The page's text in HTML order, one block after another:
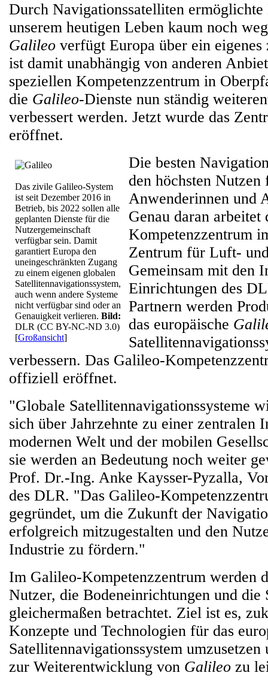
Durch Navigationssatelliten ermöglichte
unserem heutigen Leben kaum noch
Galileo verfügt Europa über ein
ist damit unabhängig von anderen
speziellen Kompetenzzentrum in
die Galileo-Dienste nun ständig
verbessert werden. Jetzt wurde das
eröffnet.
Das zivile Galileo-System
ist seit Dezember 2016 in
Betrieb, bis 2022 sollen alle
geplanten Dienste für die
Nutzergemeinschaft
verfügbar sein. Damit
garantiert Europa den
uneingeschränkten Zugang
zu einem eigenen globalen
Satellitennavigationssystem,
auch wenn andere Systeme
nicht verfügbar sind oder an
Genauigkeit verlieren. Bild:
DLR (CC BY-NC-ND 3.0)
[Großansicht]
Die besten
den höchsten Nutzen
Anwenderinnen und
Genau daran arbeitet
Kompetenzzentrum
Zentrum für Luft-
Gemeinsam mit den
Einrichtungen des
Partnern werden
das europäische
verbessern. Das Galileo-
offiziell eröffnet.
"Globale Satellitennavigationssysteme
sich über Jahrzehnte zu einer zentralen
modernen Welt und der mobilen
sie werden an Bedeutung noch weiter
Prof. Dr.-Ing. Anke Kaysser-Pyzalla,
des DLR. "Das Galileo-
gegründet, um die Zukunft der
erfolgreich mitzugestalten und den
Industrie zu fördern."
Im Galileo-Kompetenzzentrum werden
Nutzer, die Bodeneinrichtungen und die
gleichermaßen betrachtet. Ziel ist es,
Konzepte und Technologien für das
Satellitennavigationssystem
zur Weiterentwicklung von Galileo zu